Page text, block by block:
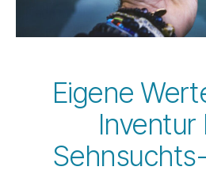
Eigene
Inventur